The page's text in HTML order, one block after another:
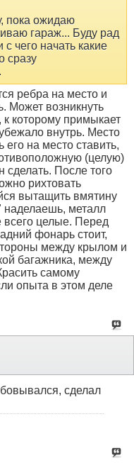
пока ожидаю
гараж... Буду рад
чего начать какие
сразу
ребра на место и
Может возникнуть
которому примыкает
внутрь. Место
его на место ставить,
(целую)
сделать. После того
рихтовать
вытащить вмятину
наделаешь, металл
всего целые. Перед
фонарь стоит,
между крылом и
багажника, между
самому
опыта в этом деле
сделал